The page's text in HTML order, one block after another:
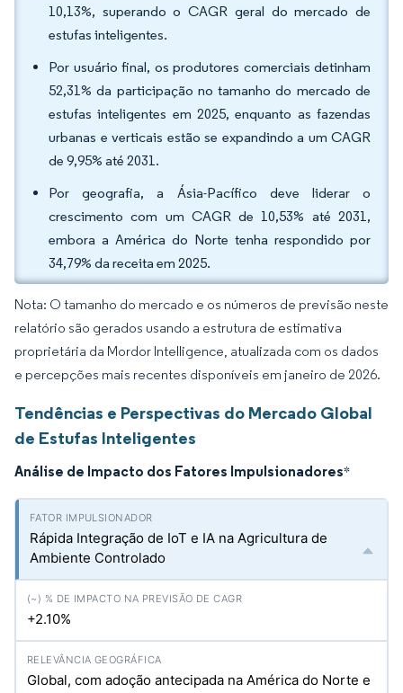
10,13%, superando o CAGR geral do mercado de
estufas inteligentes.
Por usuário final, os produtores comerciais detinham
52,31% da participação no tamanho do mercado de
estufas inteligentes em 2025, enquanto as fazendas
urbanas e verticais estão se expandindo a um CAGR
de 9,95% até 2031.
Por geografia, a Ásia-Pacífico deve liderar o
crescimento com um CAGR de 10,53% até 2031,
embora a América do Norte tenha respondido por
34,79% da receita em 2025.
Nota: O tamanho do mercado e os números de previsão neste
relatório são gerados usando a estrutura de estimativa
proprietária da Mordor Intelligence, atualizada com os dados
e percepções mais recentes disponíveis em janeiro de 2026.
Tendências e Perspectivas do Mercado Global
de Estufas Inteligentes
Análise de Impacto dos Fatores Impulsionadores*
Rápida Integração de IoT e IA na Agricultura de
Ambiente Controlado
+2.10%
Global, com adoção antecipada na América do Norte e